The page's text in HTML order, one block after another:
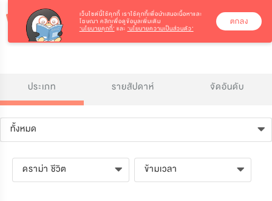
ประเภท รายสัปดาห์ จัดอันดับ
ทั้งหมด
ดราม่า ชีวิต ข้ามเวลา
เว็บไซต์นี้ใช้คุกกี้ เราใช้คุกกี้เพื่อนำเสนอเนื้อหาและ
โฆษณา คลิกเพื่อดูข้อมูลเพิ่มเติม
‘นโยบายคุกกี้’ และ ‘นโยบายความเป็นส่วนตัว’
ตกลง